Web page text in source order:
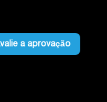
a aprovação